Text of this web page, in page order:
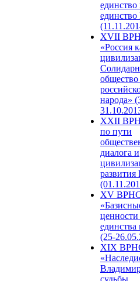
единство
единство
XVII
«Россия
народа»
XXII
по пути
диалога и
развития
XV
единства
(25-
XIX
судьбы